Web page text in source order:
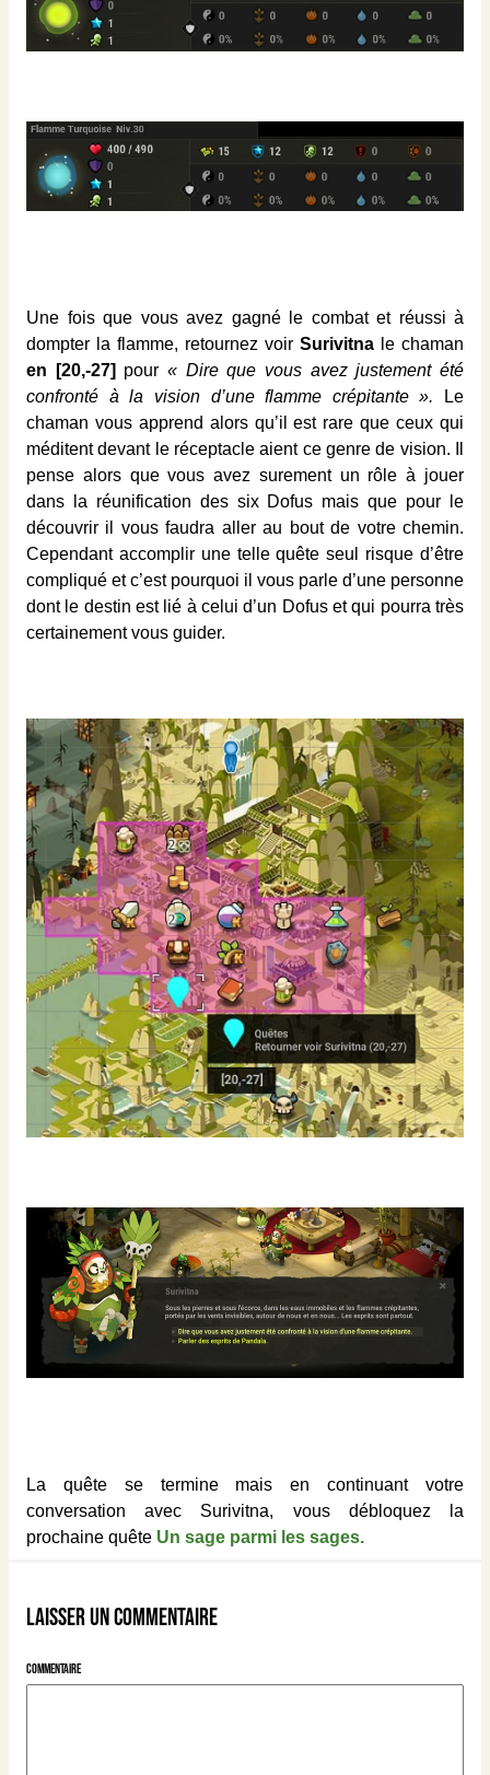
Une fois que vous avez gagné le combat et réussi à
dompter la flamme, retournez voir Surivitna le chaman
en [20,-27] pour« Dire que vous avez justement été
confronté à la vision d’une flamme crépitante ». Le
chaman vous apprend alors qu’il est rare que ceux qui
méditent devant le réceptacle aient ce genre de vision. Il
pense alors que vous avez surement un rôle à jouer
dans la réunification des six Dofus mais que pour le
découvrir il vous faudra aller au bout de votre chemin.
Cependant accomplir une telle quête seul risque d’être
compliqué et c’est pourquoi il vous parle d’une personne
dont le destin est lié à celui d’un Dofus et qui pourra très
certainement vous guider.
La quête se termine mais en continuant votre
conversation avec Surivitna, vous débloquez la
prochaine quête Un sage parmi les sages.
Laisser un commentaire
Commentaire